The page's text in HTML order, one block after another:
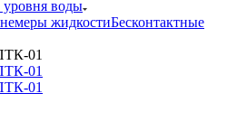
уровня воды
жидкостиБесконтактные
01